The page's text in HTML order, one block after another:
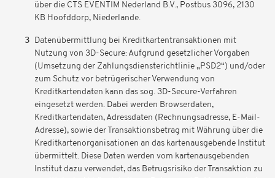
über die CTS EVENTIM Nederland B.V., Postbus 3096, 2130
KB Hoofddorp, Niederlande.
Datenübermittlung bei Kreditkartentransaktionen mit
Nutzung von 3D-Secure: Aufgrund gesetzlicher Vorgaben
(Umsetzung der Zahlungsdiensterichtlinie „PSD2“) und/oder
zum Schutz vor betrügerischer Verwendung von
Kreditkartendaten kann das sog. 3D-Secure-Verfahren
eingesetzt werden. Dabei werden Browserdaten,
Kreditkartendaten, Adressdaten (Rechnungsadresse, E-Mail-
Adresse), sowie der Transaktionsbetrag mit Währung über die
Kreditkartenorganisationen an das kartenausgebende Institut
übermittelt. Diese Daten werden vom kartenausgebenden
Institut dazu verwendet, das Betrugsrisiko der Transaktion zu